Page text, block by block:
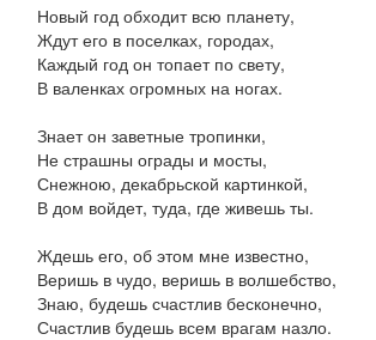
Новый год обходит всю планету,
Ждут его в поселках, городах,
Каждый год он топает по свету,
В валенках огромных на ногах.
Знает он заветные тропинки,
Не страшны ограды и мосты,
Снежною, декабрьской картинкой,
В дом войдет, туда, где живешь ты.
Ждешь его, об этом мне известно,
Веришь в чудо, веришь в волшебство,
Знаю, будешь счастлив бесконечно,
Счастлив будешь всем врагам назло.